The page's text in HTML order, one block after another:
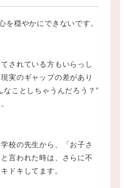
を穏やかにできないです。
されている方もいらっし
実のギャップの差があり
なことしちゃうんだろう？”
校の先生から、「お子さ
言われた時は、さらに不
ドキしてます。